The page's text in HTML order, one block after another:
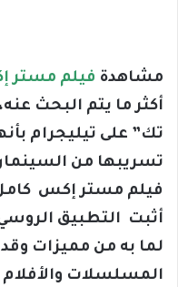
مشاهدة فيلم مستر
أكثر ما يتم البحث
تك” على تيليجرام
تسريبها من
فيلم مستر إكس كامل
أثبت التطبيق
لما به من مميزات
المسلسلات والأفلام